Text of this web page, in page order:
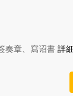
奏章、寫诏書 詳